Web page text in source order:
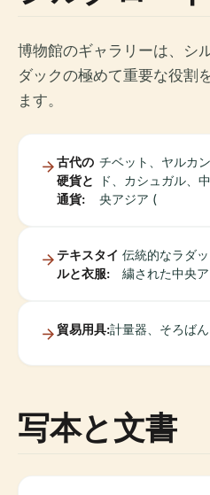
博物館のギャラリーは、シ
ダックの極めて重要な役割
ます。
古代の
硬貨と
通貨:
チベット、ヤルカン
ド、カシュガル、中
央アジア (
テキスタイ
ルと衣服:
伝統的なラダ
繍された中央
貿易用具:計量器、そろばん
写本と文書